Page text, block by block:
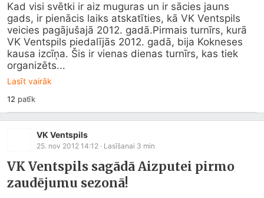
Kad visi svētki ir aiz muguras un ir sācies jauns
gads, ir pienācis laiks atskatīties, kā VK Ventspils
veicies pagājušajā 2012. gadā.Pirmais turnīrs, kurā
VK Ventspils piedalījās 2012. gadā, bija Kokneses
kausa izcīņa. Šis ir vienas dienas turnīrs, kas tiek
organizēts...
Lasīt vairāk
12 patīk
VK Ventspils
25. nov 2012 14:12 · Lasīšanai 3 min
VK Ventspils sagādā Aizputei pirmo
zaudējumu sezonā!